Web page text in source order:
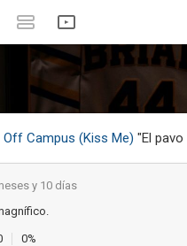
Off Campus (Kiss Me) "El
y 10 días
0%